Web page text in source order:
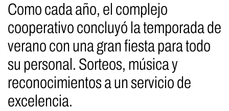
Como cada año, el complejo
cooperativo concluyó la temporada de
verano con una gran fiesta para todo
su personal. Sorteos, música y
reconocimientos a un servicio de
excelencia.